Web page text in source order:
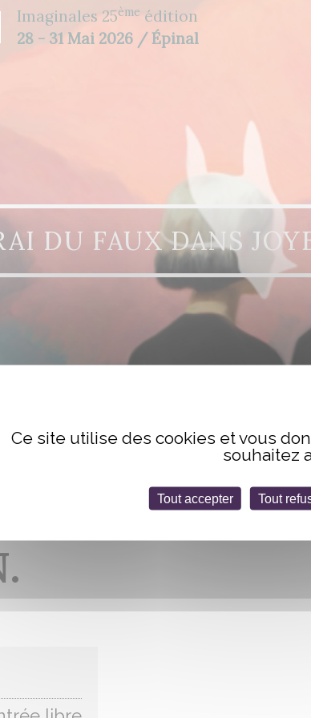
Imaginales 25ème édition
28 - 31 Mai 2026 / Épinal
DU FAUX DANS
Noël de Christian.
FAUX DANS
Ce site utilise des cookies et vous
souhaitez
Tout accepter Tout